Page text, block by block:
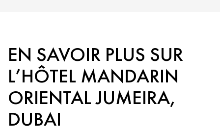
EN SAVOIR PLUS SUR
L’HÔTEL MANDARIN
ORIENTAL JUMEIRA,
DUBAI